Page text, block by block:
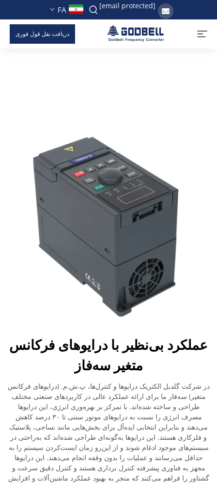
[email protected]
FA
دریافت نقل قول فوری
عملکرد بی‌نظیر با درایوهای فرکانس
متغیر سه‌فاز
در شرکت گلدبل الکتریک درایوها و کنترل‌ها، پ.ش.م. (درایوهای فرکانس
متغیر) سه‌فاز ما برای ارائه عملکرد عالی در کاربردهای صنعتی مختلف
طراحی و ساخته شده‌اند. با تمرکز بر بهره‌وری انرژی، این درایوها
مصرف انرژی را نسبت به درایوهای موتور سنتی تا ۳۰ درصد کاهش
می‌دهند و بنابراین انتخابی ایده‌آل برای بخش‌هایی مانند نساجی، پلاستیک
و فلزکاری هستند. این درایوها به‌گونه‌ای طراحی شده‌اند که به‌راحتی در
سیستم‌های موجود ادغام شوند و از این‌رو زمان ایست‌کردن سیستم را به
حداقل می‌رسانند و عملیات را بدون وقفه انجام می‌دهند. این درایوها
مجهز به فناوری پیشرفته کنترل برداری هستند و کنترل دقیق سرعت و
گشتاور را فراهم می‌کنند که منجر به بهبود عملکرد ماشین‌آلات و افزایش